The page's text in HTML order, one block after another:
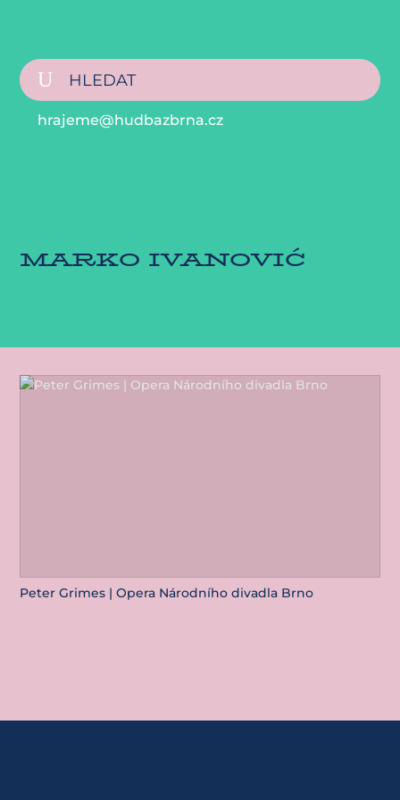
hrajeme@hudbazbrna.cz
MARKO IVANOVIĆ
Peter Grimes | Opera Národního divadla Brno